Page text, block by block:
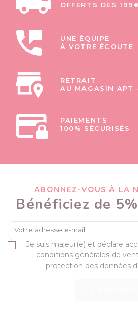
OFFERTS DÈS
UNE ÉQUIPE
À VOTRE ÉCOUTE
RETRAIT
AU MAGASIN APT
PAIEMENTS
100% SÉCURISÉS
ABONNEZ-VOUS À LA
Bénéficiez de
Je suis majeur(e) et déclare
conditions générales de
protection des données